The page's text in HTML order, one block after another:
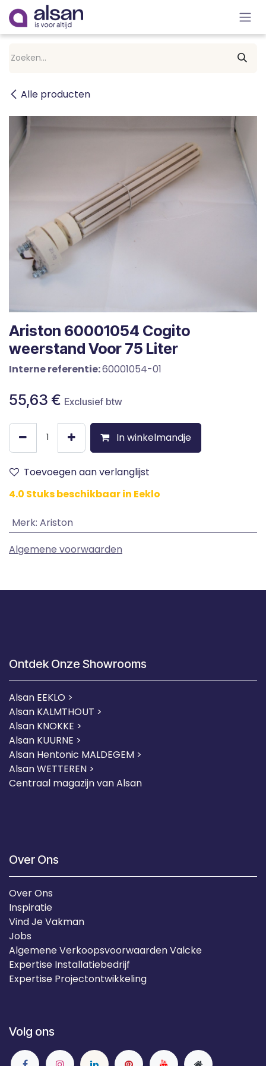
Overslaan naar inhoud
Alle producten
Ariston 60001054 Cogito
weerstand Voor 75 Liter
Interne referentie:60001054-01
55,63 € Exclusief btw
In winkelmandje
Toevoegen aan verlanglijst
4.0 Stuks beschikbaar in Eeklo
Merk: Ariston
Algemene voorwaarden
Ontdek Onze Showrooms
Alsan EEKLO >
Alsan KALMTHOUT >
Alsan KNOKKE >
Alsan KUURNE >
Alsan Hentonic MALDEGEM >
Alsan WETTEREN >
Centraal magazijn van Alsan
Over Ons
Over Ons
Inspiratie
Vind Je Vakman
Jobs
Algemene Verkoopsvoorwaarden Valcke
Expertise Installatiebedrijf
Expertise Projectontwikkeling
Volg ons